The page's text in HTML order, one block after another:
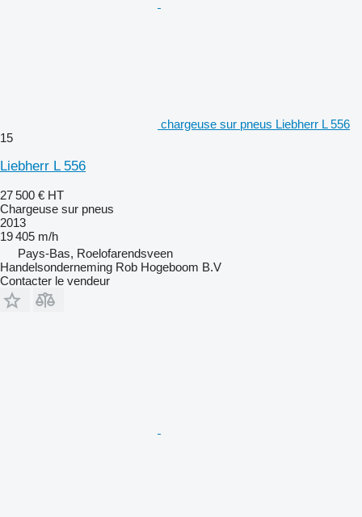
chargeuse sur pneus Liebherr L 556
15
Liebherr L 556
27 500 € HT
Chargeuse sur pneus
2013
19 405 m/h
Pays-Bas, Roelofarendsveen
Handelsonderneming Rob Hogeboom B.V
Contacter le vendeur